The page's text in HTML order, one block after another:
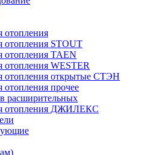
отопления
отопления STOUT
отопления TAEN
отопления WESTER
отопления открытые СТЭН
отопления прочее
расширительных
отопления ДЖИЛЕКС